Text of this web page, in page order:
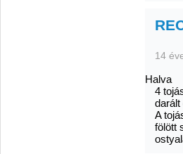
14
Halva
4
darált
A
fölött